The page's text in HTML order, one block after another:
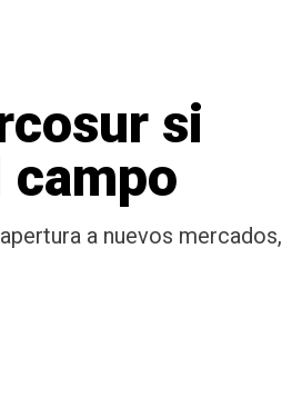
si
a nuevos mercados,